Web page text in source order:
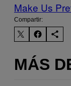
Make Us
Compartir:
MÁS